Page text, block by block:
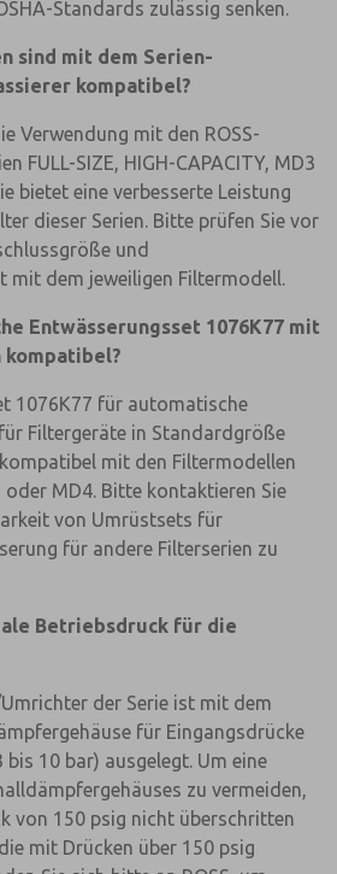
Standards zulässig senken.
sind mit dem Serien-
kompatibel?
Verwendung mit den ROSS-
FULL-SIZE, HIGH-CAPACITY, MD3
bietet eine verbesserte Leistung
dieser Serien. Bitte prüfen Sie vor
und
mit dem jeweiligen Filtermodell.
Entwässerungsset 1076K77 mit
1076K77 für automatische
Filtergeräte in Standardgröße
mit den Filtermodellen
oder MD4. Bitte kontaktieren Sie
von Umrüstsets für
für andere Filterserien zu
Betriebsdruck für die
der Serie ist mit dem
für Eingangsdrücke
10 bar) ausgelegt. Um eine
zu vermeiden,
von 150 psig nicht überschritten
mit Drücken über 150 psig